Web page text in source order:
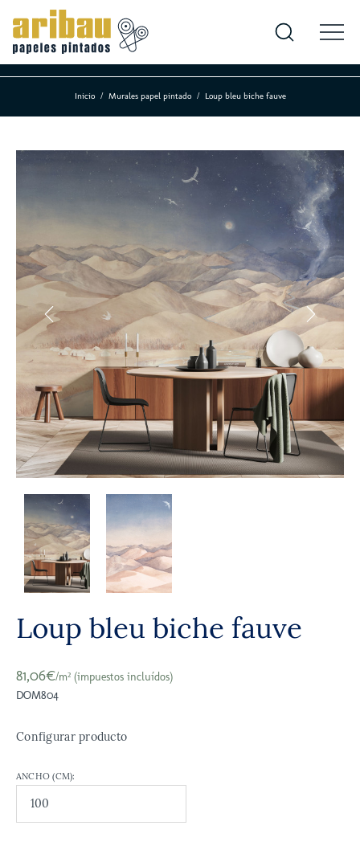
Inicio Murales papel pintado Loup bleu biche fauve
Loup bleu biche fauve
81,06€/m² (impuestos incluídos)
DOM804
Configurar producto
ANCHO (CM):